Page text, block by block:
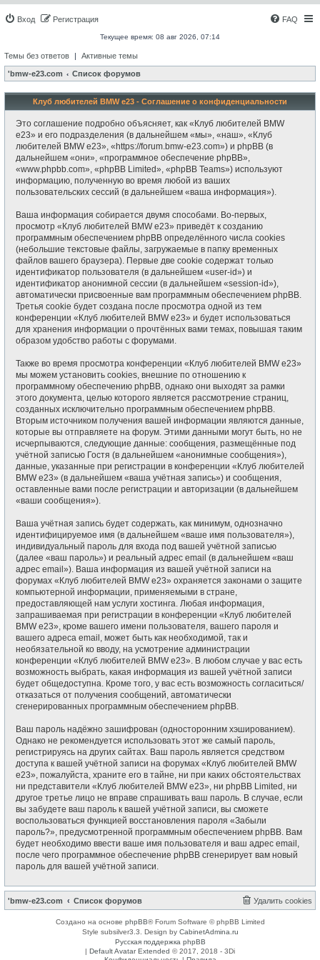
Вход Регистрация FAQ
Текущее время: 08 авг 2026, 07:14
Темы без ответов | Активные темы
'bmw-e23.com Список форумов
Клуб любителей BMW e23 - Соглашение о конфиденциальности
Это соглашение подробно объясняет, как «Клуб любителей BMW
e23» и его подразделения (в дальнейшем «мы», «наш», «Клуб
любителей BMW e23», «https://forum.bmw-e23.com») и phpBB (в
дальнейшем «они», «программное обеспечение phpBB»,
«www.phpbb.com», «phpBB Limited», «phpBB Teams») используют
информацию, полученную во время любой из ваших
пользовательских сессий (в дальнейшем «ваша информация»).
Ваша информация собирается двумя способами. Во-первых,
просмотр «Клуб любителей BMW e23» приведёт к созданию
программным обеспечением phpBB определённого числа cookies
(небольшие текстовые файлы, загружаемые в папку временных
файлов вашего браузера). Первые две cookie содержат только
идентификатор пользователя (в дальнейшем «user-id») и
идентификатор анонимной сессии (в дальнейшем «session-id»),
автоматически присвоенные вам программным обеспечением phpBB.
Третья cookie будет создана после просмотра одной из тем
конференции «Клуб любителей BMW e23» и будет использоваться
для хранения информации о прочтённых вами темах, повышая таким
образом удобство работы с форумами.
Также во время просмотра конференции «Клуб любителей BMW e23»
мы можем установить cookies, внешние по отношению к
программному обеспечению phpBB, однако они выходят за рамки
этого документа, целью которого является рассмотрение страниц,
созданных исключительно программным обеспечением phpBB.
Вторым источником получения вашей информации являются данные,
которые вы отправляете на форум. Этими данными могут быть, но не
исчерпываются, следующие данные: сообщения, размещённые под
учётной записью Гостя (в дальнейшем «анонимные сообщения»),
данные, указанные при регистрации в конференции «Клуб любителей
BMW e23» (в дальнейшем «ваша учётная запись») и сообщения,
оставленные вами после регистрации и авторизации (в дальнейшем
«ваши сообщения»).
Ваша учётная запись будет содержать, как минимум, однозначно
идентифицируемое имя (в дальнейшем «ваше имя пользователя»),
индивидуальный пароль для входа под вашей учётной записью
(далее «ваш пароль») и реальный адрес email (в дальнейшем «ваш
адрес email»). Ваша информация из вашей учётной записи на
форумах «Клуб любителей BMW e23» охраняется законами о защите
компьютерной информации, применяемыми в стране,
предоставляющей нам услуги хостинга. Любая информация,
запрашиваемая при регистрации в конференции «Клуб любителей
BMW e23», кроме вашего имени пользователя, вашего пароля и
вашего адреса email, может быть как необходимой, так и
необязательной ко вводу, на усмотрение администрации
конференции «Клуб любителей BMW e23». В любом случае у вас есть
возможность выбрать, какая информация из вашей учётной записи
будет общедоступна. Кроме того, у вас есть возможность согласиться/
отказаться от получения сообщений, автоматически
сгенерированных программным обеспечением phpBB.
Ваш пароль надёжно зашифрован (односторонним хэшированием).
Однако не рекомендуется использовать этот же самый пароль,
регистрируясь на других сайтах. Ваш пароль является средством
доступа к вашей учётной записи на форумах «Клуб любителей BMW
e23», пожалуйста, храните его в тайне, ни при каких обстоятельствах
ни представители «Клуб любителей BMW e23», ни phpBB Limited, ни
другое третье лицо не вправе спрашивать ваш пароль. В случае, если
вы забудете ваш пароль к вашей учётной записи, вы сможете
воспользоваться функцией восстановления пароля «Забыли
пароль?», предусмотренной программным обеспечением phpBB. Вам
будет необходимо ввести ваше имя пользователя и ваш адрес email,
после чего программное обеспечение phpBB сгенерирует вам новый
пароль для вашей учётной записи.
'bmw-e23.com Список форумов Удалить cookies
Создано на основе phpBB® Forum Software © phpBB Limited
Style subsilver3.3. Design by CabinetAdmina.ru
Русская поддержка phpBB
| Default Avatar Extended © 2017, 2018 - 3Di